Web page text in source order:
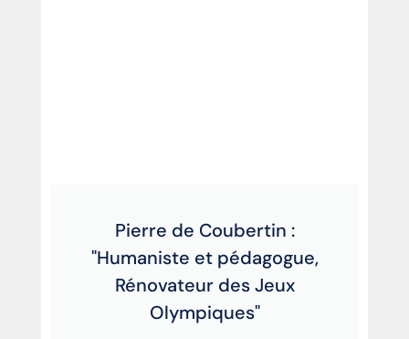
Pierre de Coubertin :
"Humaniste et pédagogue,
Rénovateur des Jeux
Olympiques"